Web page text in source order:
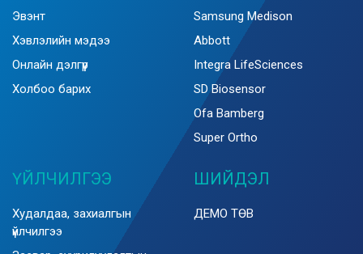
Эвэнт
Хэвлэлийн мэдээ
Онлайн дэлгүүр
Холбоо барих
Samsung Medison
Abbott
Integra LifeSciences
SD Biosensor
Ofa Bamberg
Super Ortho
ҮЙЛЧИЛГЭЭ
Худалдаа, захиалгын
үйлчилгээ
ШИЙДЭЛ
ДЕМО ТӨВ